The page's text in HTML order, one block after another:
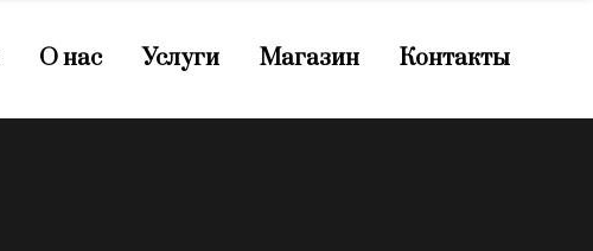
О нас Услуги Магазин Контакты